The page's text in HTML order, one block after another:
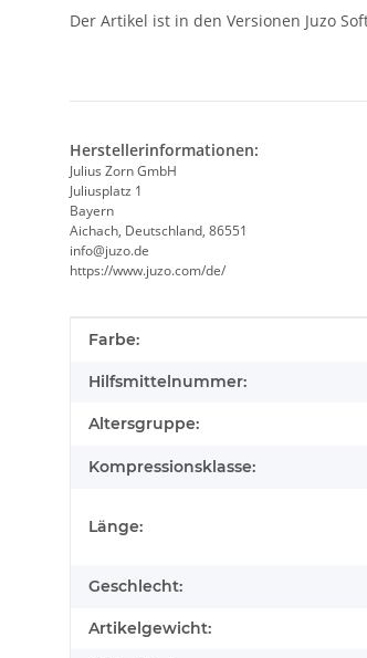
Der Artikel ist in den Versionen Juzo
Herstellerinformationen:
Julius Zorn GmbH
Juliusplatz 1
Bayern
Aichach, Deutschland, 86551
info@juzo.de
https://www.juzo.com/de/
Produkteigenschaft
Wert
Farbe:
Hilfsmittelnummer:
Altersgruppe:
Kompressionsklasse:
Länge:
Geschlecht:
Artikelgewicht: